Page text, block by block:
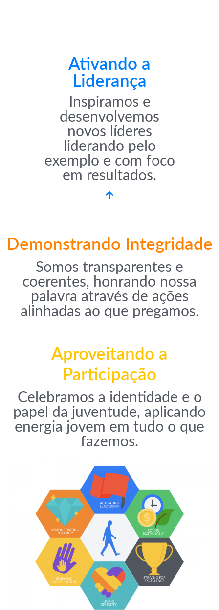
Ativando a
Liderança
Inspiramos e
desenvolvemos
novos líderes
liderando pelo
exemplo e com foco
em resultados.
Demonstrando Integridade
Somos transparentes e
coerentes, honrando nossa
palavra através de ações
alinhadas ao que pregamos.
Aproveitando a
Participação
Celebramos a identidade e o
papel da juventude, aplicando
energia jovem em tudo o que
fazemos.